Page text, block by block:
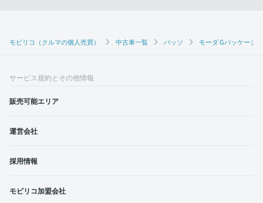
モビリコ（クルマの個人売買） 中古車一覧 パッソ モーダ Gパッケージ
サービス規約とその他情報
販売可能エリア
運営会社
採用情報
モビリコ加盟会社